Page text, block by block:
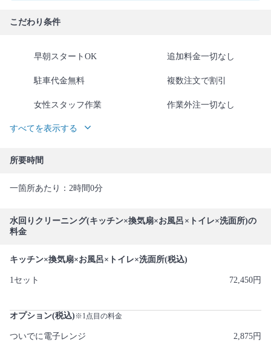
こだわり条件
早朝スタートOK 追加料金一切なし
駐車代金無料 複数注文で割引
女性スタッフ作業 作業外注一切なし
すべてを表示する
所要時間
一箇所あたり：2時間0分
水回りクリーニング(キッチン×換気扇×お風呂×トイレ×洗面所)の
料金
キッチン×換気扇×お風呂×トイレ×洗面所(税込)
1セット 72,450円
オプション(税込)※1点目の料金
ついでに電子レンジ 2,875円